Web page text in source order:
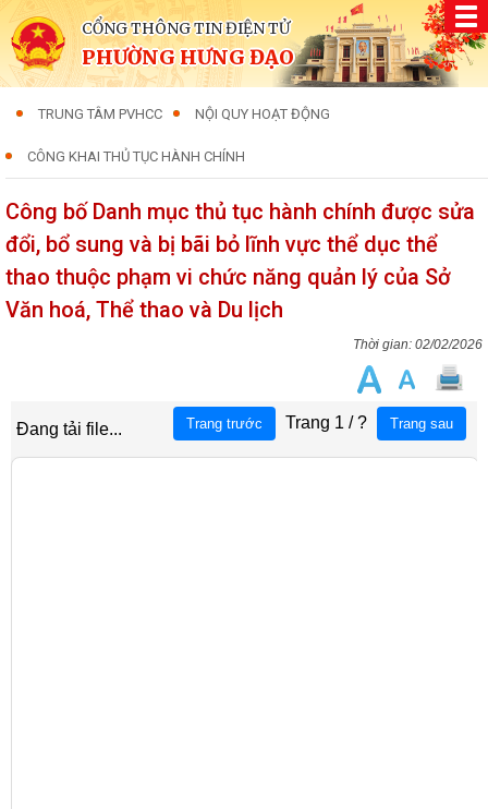
CỔNG THÔNG TIN ĐIỆN TỬ
PHƯỜNG HƯNG ĐẠO
TRUNG TÂM PVHCC NỘI QUY HOẠT ĐỘNG
CÔNG KHAI THỦ TỤC HÀNH CHÍNH
Công bố Danh mục thủ tục hành chính được sửa
đổi, bổ sung và bị bãi bỏ lĩnh vực thể dục thể
thao thuộc phạm vi chức năng quản lý của Sở
Văn hoá, Thể thao và Du lịch
02/02/2026